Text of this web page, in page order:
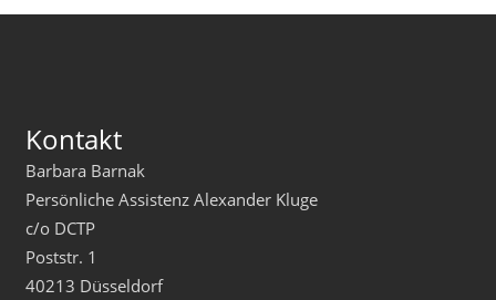
Kontakt
Barbara Barnak
Persönliche Assistenz Alexander Kluge
c/o DCTP
Poststr. 1
40213 Düsseldorf